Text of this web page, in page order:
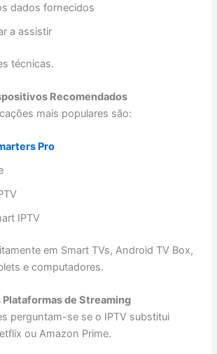
dados fornecidos
a assistir
técnicas.
Recomendados
mais populares são:
Pro
IPTV
em Smart TVs, Android TV Box,
e computadores.
Plataformas de Streaming
perguntam-se se o IPTV substitui
ou Amazon Prime.